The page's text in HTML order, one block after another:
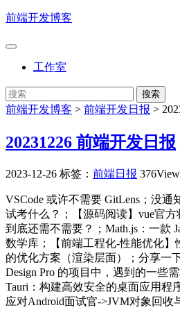
前端开发博客
工作室
前端开发博客 > 前端开发日报 >
20231226 前端开发日报
2023-12-26 标签： 前端日报 376View
VSCode 或许不需要 GitLens；没
试考什么？；【源码阅读】vue官方
到底还需不需要？；Math.js：一款
数学库；【前端工程化-性能优化】
的优化方案（渲染层面）；分享一
Design Pro 的项目中，遇到的一些
Tauri：构建高效安全的桌面应用程
应对Android面试官->JVM对象回收